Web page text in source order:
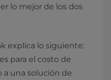
lo mejor de los dos
explica lo siguiente:
para el costo de
a una solución de